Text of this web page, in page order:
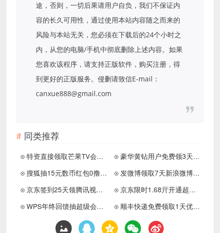
途，否则，一切后果请用户自负，我们不保证内
容的长久可用性，通过使用本站内容随之而来的
风险与本站无关，您必须在下载后的24个小时之
内，从您的电脑/手机中彻底删除上述内容。如果
您喜欢该程序，请支持正版软件，购买注册，得
到更好的正版服务。侵删请致信E-mail：
canxue888@gmail.com
同类推荐
特资直接领取芒果TV会员7天
豪华黄钻用户免费领3天黄钻
搜狐抽15元数币红包0撸6个会员
发微博领取7天新浪微博会员
京东签到25天领腾讯视频月卡
京东限时1.68亓开通超级月卡
WPS年终回馈抽超级会员月卡
顺丰快递免费领取1天优酷会员